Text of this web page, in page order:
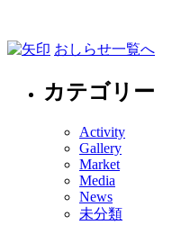
おしらせ一覧へ
カテゴリー
Activity
Gallery
Market
Media
News
未分類